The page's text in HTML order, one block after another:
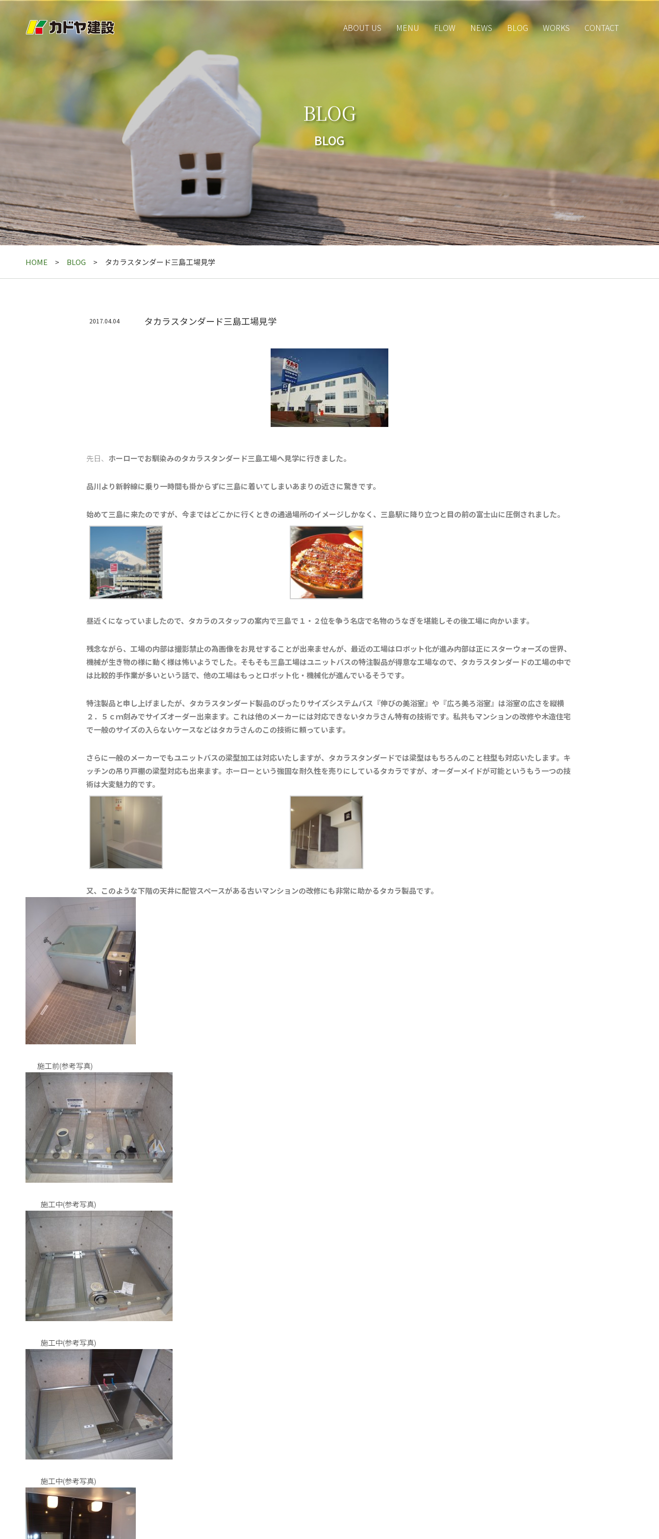
ABOUT US MENU FLOW NEWS BLOG WORKS CONTACT
BLOG
BLOG
HOME BLOG タカラスタンダード三島工場見学
2017.04.04 タカラスタンダード三島工場見学
先日、 ホーローでお馴染みのタカラスタンダード三島工場へ見学に行きました。
品川より新幹線に乗り一時間も掛からずに三島に着いてしまいあまりの近さに驚きです。
始めて三島に来たのですが、今まではどこかに行くときの通過場所のイメージしかなく、三島駅に降り立つと目の前の富士山に圧倒されました。
昼近くになっていましたので、タカラのスタッフの案内で三島で１・２位を争う名店で名物のうなぎを堪能しその後工場に向かいます。
残念ながら、工場の内部は撮影禁止の為画像をお見せすることが出来ませんが、最近の工場はロボット化が進み内部は正にスターウォーズの世界、
機械が生き物の様に動く様は怖いようでした。そもそも三島工場はユニットバスの特注製品が得意な工場なので、タカラスタンダードの工場の中で
は比較的手作業が多いという話で、他の工場はもっとロボット化・機械化が進んでいるそうです。
特注製品と申し上げましたが、タカラスタンダード製品のぴったりサイズシステムバス『伸びの美浴室』や『広ろ美ろ浴室』は浴室の広さを縦横
２．５ｃｍ刻みでサイズオーダー出来ます。これは他のメーカーには対応できないタカラさん特有の技術です。私共もマンションの改修や木造住宅
で一般のサイズの入らないケースなどはタカラさんのこの技術に頼っています。
さらに一般のメーカーでもユニットバスの梁型加工は対応いたしますが、タカラスタンダードでは梁型はもちろんのこと柱型も対応いたします。キ
ッチンの吊り戸棚の梁型対応も出来ます。ホーローという強固な耐久性を売りにしているタカラですが、オーダーメイドが可能というもう一つの技
術は大変魅力的です。
又、このような下階の天井に配管スペースがある古いマンションの改修にも非常に助かるタカラ製品です。
施工前(参考写真)
施工中(参考写真)
施工中(参考写真)
施工中(参考写真)